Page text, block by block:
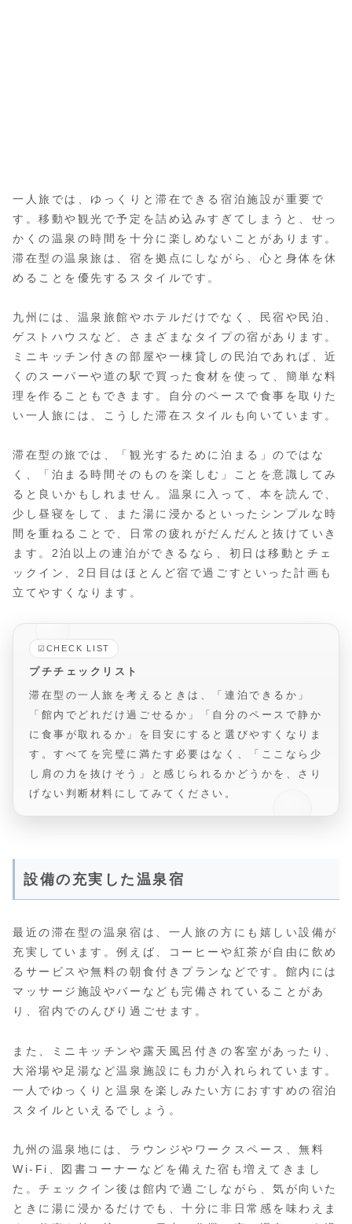
一人旅では、ゆっくりと滞在できる宿泊施設が重要で
す。移動や観光で予定を詰め込みすぎてしまうと、せっ
かくの温泉の時間を十分に楽しめないことがあります。
滞在型の温泉旅は、宿を拠点にしながら、心と身体を休
めることを優先するスタイルです。
九州には、温泉旅館やホテルだけでなく、民宿や民泊、
ゲストハウスなど、さまざまなタイプの宿があります。
ミニキッチン付きの部屋や一棟貸しの民泊であれば、近
くのスーパーや道の駅で買った食材を使って、簡単な料
理を作ることもできます。自分のペースで食事を取りた
い一人旅には、こうした滞在スタイルも向いています。
滞在型の旅では、「観光するために泊まる」のではな
く、「泊まる時間そのものを楽しむ」ことを意識してみ
ると良いかもしれません。温泉に入って、本を読んで、
少し昼寝をして、また湯に浸かるといったシンプルな時
間を重ねることで、日常の疲れがだんだんと抜けていき
ます。2泊以上の連泊ができるなら、初日は移動とチェ
ックイン、2日目はほとんど宿で過ごすといった計画も
立てやすくなります。
☑ CHECK LIST
プチチェックリスト
滞在型の一人旅を考えるときは、「連泊できるか」
「館内でどれだけ過ごせるか」「自分のペースで静か
に食事が取れるか」を目安にすると選びやすくなりま
す。すべてを完璧に満たす必要はなく、「ここなら少
し肩の力を抜けそう」と感じられるかどうかを、さり
げない判断材料にしてみてください。
設備の充実した温泉宿
最近の滞在型の温泉宿は、一人旅の方にも嬉しい設備が
充実しています。例えば、コーヒーや紅茶が自由に飲め
るサービスや無料の朝食付きプランなどです。館内には
マッサージ施設やバーなども完備されていることがあ
り、宿内でのんびり過ごせます。
また、ミニキッチンや露天風呂付きの客室があったり、
大浴場や足湯など温泉施設にも力が入れられています。
一人でゆっくりと温泉を楽しみたい方におすすめの宿泊
スタイルといえるでしょう。
九州の温泉地には、ラウンジやワークスペース、無料
Wi-Fi、図書コーナーなどを備えた宿も増えてきまし
た。チェックイン後は館内で過ごしながら、気が向いた
ときに湯に浸かるだけでも、十分に非日常感を味わえま